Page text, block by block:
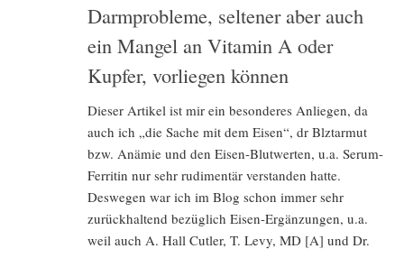
Darmprobleme, seltener aber auch
ein Mangel an Vitamin A oder
Kupfer, vorliegen können
Dieser Artikel ist mir ein besonderes Anliegen, da
auch ich „die Sache mit dem Eisen“, dr Blztarmut
bzw. Anämie und den Eisen-Blutwerten, u.a. Serum-
Ferritin nur sehr rudimentär verstanden hatte.
Deswegen war ich im Blog schon immer sehr
zurückhaltend bezüglich Eisen-Ergänzungen, u.a.
weil auch A. Hall Cutler, T. Levy, MD [A] und Dr.